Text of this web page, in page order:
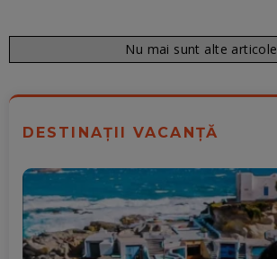
Nu mai sunt alte articole
DESTINAȚII VACANȚĂ